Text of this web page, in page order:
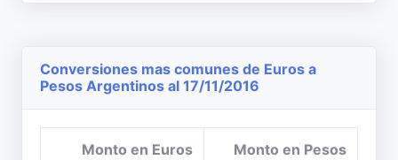
Conversiones mas comunes de Euros a
Pesos Argentinos al 17/11/2016
Monto en Euros
Monto en Pesos